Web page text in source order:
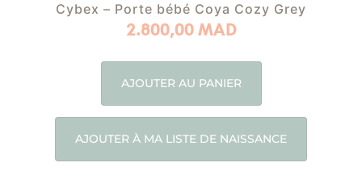
Cybex – Porte bébé Coya Cozy Grey
2.800,00 MAD
AJOUTER AU PANIER
AJOUTER À MA LISTE DE NAISSANCE